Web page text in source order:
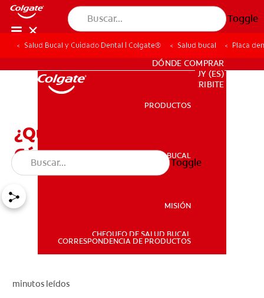
Toggle
SALUD BUCAL
PARA PROFESIONALES
DÓNDE COMPRAR
UY (ES)
SUSCRIBITE
PRODUCTOS
SALUD BUCAL
MISIÓN
CHEQUEO DE SALUD BUCAL
CORRESPONDENCIA DE PRODUCTOS
Toggle
Salud Bucal y Cuidado Dental | Colgate® Salud bucal Placa
¿Qué es la Placa Dental y
Cómo Eliminarla?
minutos leídos